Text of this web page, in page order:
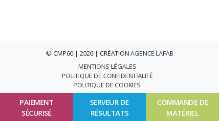
PAIEMENT
SÉCURISÉ
SERVEUR DE
RÉSULTATS
COMMANDE DE
MATÉRIEL
© CMP60 | 2026 | CRÉATION AGENCE LAFAB
MENTIONS LÉGALES
POLITIQUE DE CONFIDENTIALITÉ
POLITIQUE DE COOKIES